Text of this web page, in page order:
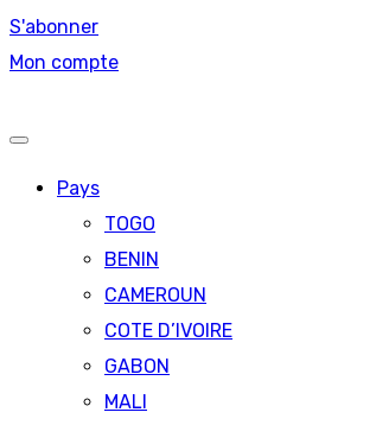
S'abonner
Mon compte
Pays
TOGO
BENIN
CAMEROUN
COTE D’IVOIRE
GABON
MALI